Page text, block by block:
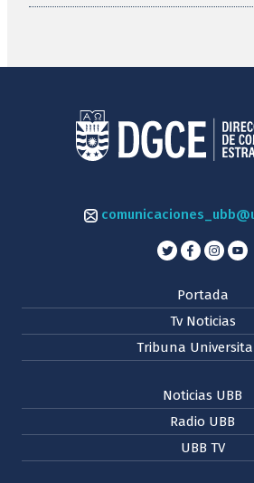
Portada
Tv Noticias
Tribuna
Noticias UBB
Radio UBB
UBB TV